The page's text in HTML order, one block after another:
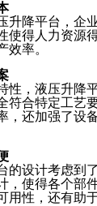
升降平台，企
使得人力资源
效率。
性，液压升降
符合特定工艺
，还加强了设
的设计考虑到
，使得各个部
用性，还有助